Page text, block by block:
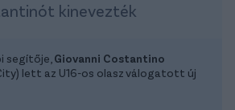
kinevezték
segítője, Giovanni Costantino
lett az U16-os olasz válogatott új